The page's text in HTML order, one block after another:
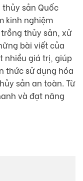
sản Quốc
kinh nghiệm
thủy sản, xử
bài viết của
nhiều giá trị, giúp
thức sử dụng hóa
sản an toàn. Từ
và đạt năng